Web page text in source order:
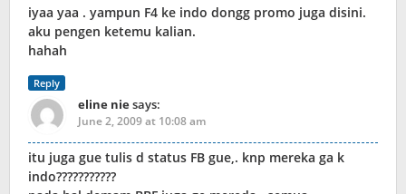
iyaa yaa . yampun F4 ke indo dongg promo juga disini.
aku pengen ketemu kalian.
hahah
Reply
eline niesays:
June 2, 2009 at 10:08 am
itu juga gue tulis d status FB gue,. knp mereka ga k
indo???????????